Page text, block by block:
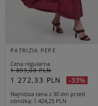
PATRIZIA PEPE
Cena regularna
1 899,00 PLN
1 272,33 PLN -33%
Najniższa cena z 30 dni przed
obniżką 1 424,25 PLN